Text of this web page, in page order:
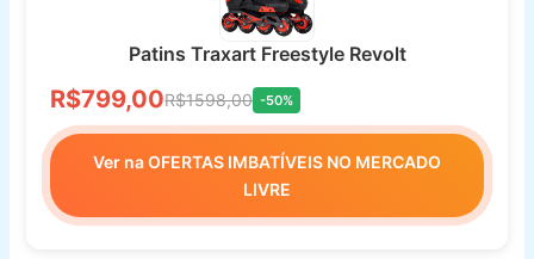
Patins Traxart Freestyle Revolt
R$799,00R$1598,00 -50%
Ver na OFERTAS IMBATÍVEIS NO MERCADO
LIVRE